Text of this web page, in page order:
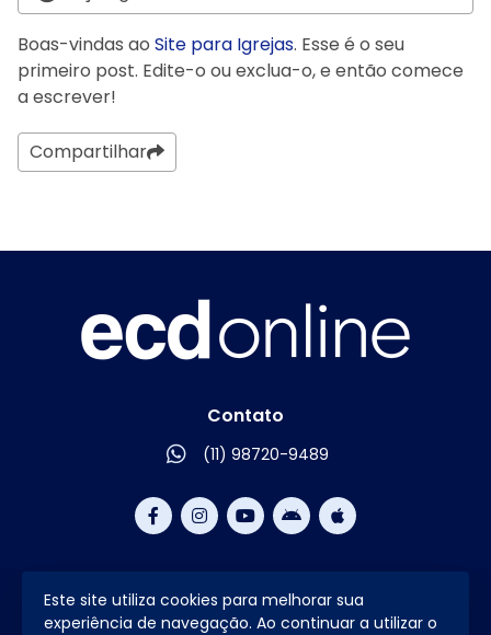
Boas-vindas ao Site para Igrejas. Esse é o seu
primeiro post. Edite-o ou exclua-o, e então comece
a escrever!
Compartilhar
Este site utiliza cookies para melhorar sua
experiência de navegação. Ao continuar a utilizar o
Contato
(11) 98720-9489
2026 © Todos os direitos reservados.